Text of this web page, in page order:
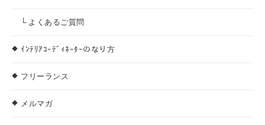
└ よくあるご質問
ｲﾝﾃﾘｱｺｰﾃﾞｨﾈｰﾀｰのなり方
フリーランス
メルマガ